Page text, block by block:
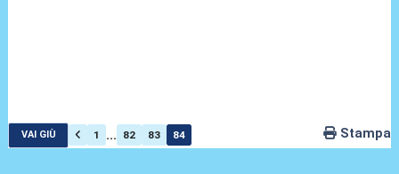
VAI GIÙ 1 ... 82 83 84 Stampa